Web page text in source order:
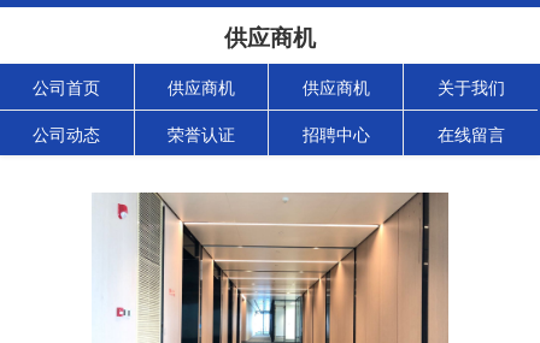
供应商机
公司首页 供应商机 供应商机 关于我们
公司动态 荣誉认证 招聘中心 在线留言